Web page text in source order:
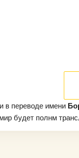
в переводе имени
будет полнм